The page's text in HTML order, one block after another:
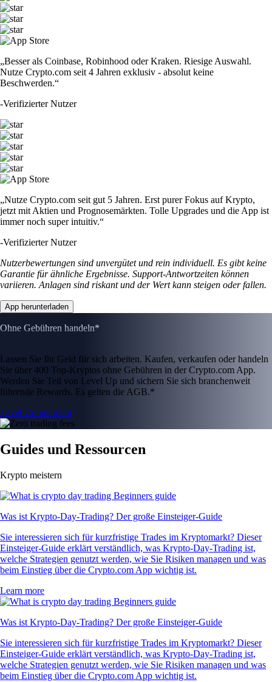
„Besser als Coinbase, Robinhood oder Kraken. Riesige Auswahl.
Nutze Crypto.com seit 4 Jahren exklusiv - absolut keine
Beschwerden.“
-Verifizierter Nutzer
„Nutze Crypto.com seit gut 5 Jahren. Erst purer Fokus auf Krypto,
jetzt mit Aktien und Prognosemärkten. Tolle Upgrades und die App ist
immer noch super intuitiv.“
-Verifizierter Nutzer
Nutzerbewertungen sind unvergütet und rein individuell. Es gibt keine
Garantie für ähnliche Ergebnisse. Support-Antwortzeiten können
variieren. Anlagen sind riskant und der Wert kann steigen oder fallen.
App herunterladen
Ohne Gebühren handeln*
Lassen Sie Ihr Geld für sich arbeiten. Kaufen, verkaufen oder handeln
Sie über 400 Top-Kryptos ohne Gebühren in der Crypto.com App.
Werden Sie Teil von Level Up und sichern Sie sich branchenweit
führende Rewards. Es gelten die AGB.*
Level Up beitreten
Guides und Ressourcen
Krypto meistern
Was ist Krypto-Day-Trading? Der große Einsteiger-Guide
Sie interessieren sich für kurzfristige Trades im Kryptomarkt? Dieser
Einsteiger-Guide erklärt verständlich, was Krypto-Day-Trading ist,
welche Strategien genutzt werden, wie Sie Risiken managen und was
beim Einstieg über die Crypto.com App wichtig ist.
Learn more
Was ist Krypto-Day-Trading? Der große Einsteiger-Guide
Sie interessieren sich für kurzfristige Trades im Kryptomarkt? Dieser
Einsteiger-Guide erklärt verständlich, was Krypto-Day-Trading ist,
welche Strategien genutzt werden, wie Sie Risiken managen und was
beim Einstieg über die Crypto.com App wichtig ist.